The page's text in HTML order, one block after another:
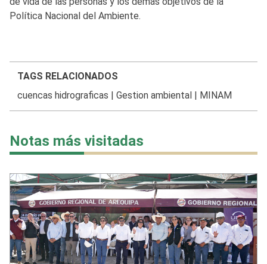
Política Nacional del Ambiente.
TAGS RELACIONADOS
cuencas hidrograficas
Gestion ambiental MINAM
Notas más visitadas